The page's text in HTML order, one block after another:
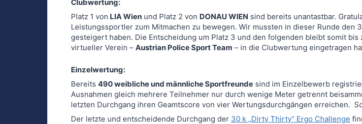
Clubwertung:
Platz 1 von LIA Wien und Platz 2 von DONAU WIEN sind bereits unantastbar.
Leistungssportler zum Mitmachen zu bewegen. Wir mussten in dieser Runde den
gesteigert haben. Die Entscheidung um Platz 3 und den folgenden bleibt somit
virtueller Verein – Austrian Police Sport Team – in die Clubwertung eingetragen
Einzelwertung:
Bereits 490 weibliche und männliche Sportfreunde sind im Einzelbewerb
Ausnahmen gleich mehrere Teilnehmer nur durch wenige Meter getrennt
letzten Durchgang ihren Geamtscore von vier Wertungsdurchgängen erreichen.
Der letzte und entscheidende Durchgang der 30 k „Dirty Thirty“ Ergo Challenge